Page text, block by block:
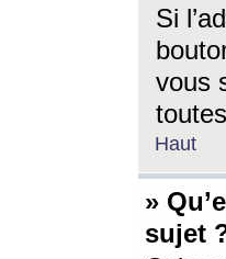
Si
vous
Haut
»
sujet